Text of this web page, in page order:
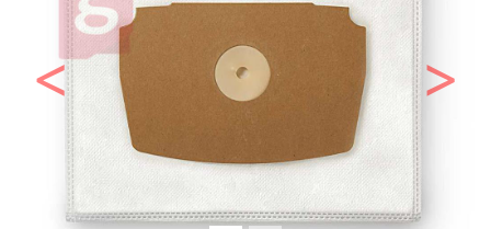
Előző